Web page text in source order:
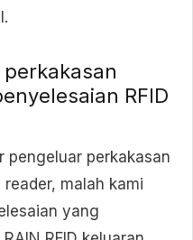
RFID
pengeluar perkakasan
reader, malah kami
yang